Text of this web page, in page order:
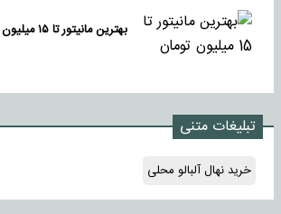
بهترین مانیتور تا ۱۵ میلیون تومان
تبلیغات متنی
خرید نهال آلبالو محلی